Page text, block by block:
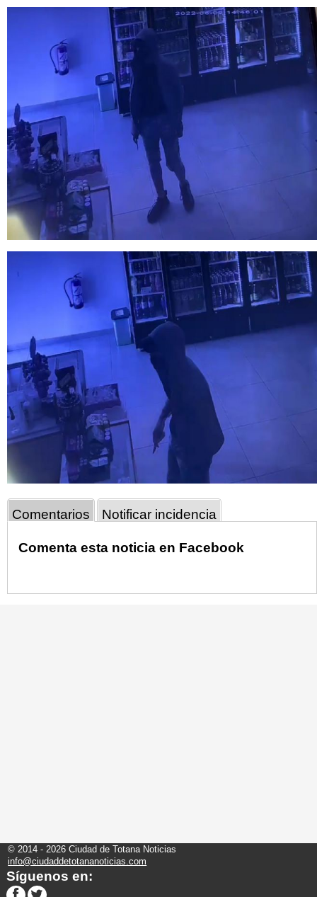
Comentarios Notificar incidencia
Comenta esta noticia en Facebook
© 2014 - 2026 Ciudad de Totana Noticias
info@ciudaddetotananoticias.com
Síguenos en: